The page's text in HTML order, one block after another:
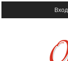
to
Вход